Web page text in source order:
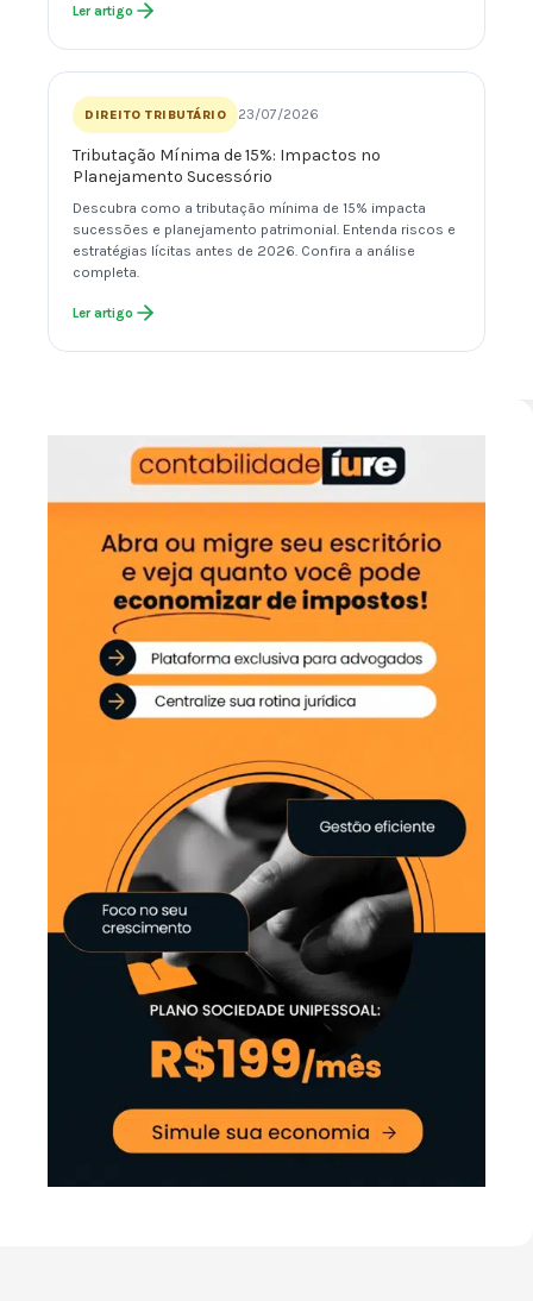
Ler artigo
DIREITO TRIBUTÁRIO 23/07/2026
Tributação Mínima de 15%: Impactos no
Planejamento Sucessório
Descubra como a tributação mínima de 15% impacta
sucessões e planejamento patrimonial. Entenda riscos e
estratégias lícitas antes de 2026. Confira a análise
completa.
Ler artigo